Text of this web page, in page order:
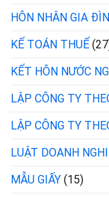
HÔN NHÂN GIA
KẾ TOÁN THUẾ
KẾT HÔN NƯỚC
LẬP CÔNG TY
LẬP CÔNG TY
LUẬT DOANH
MẪU GIẤY (15)